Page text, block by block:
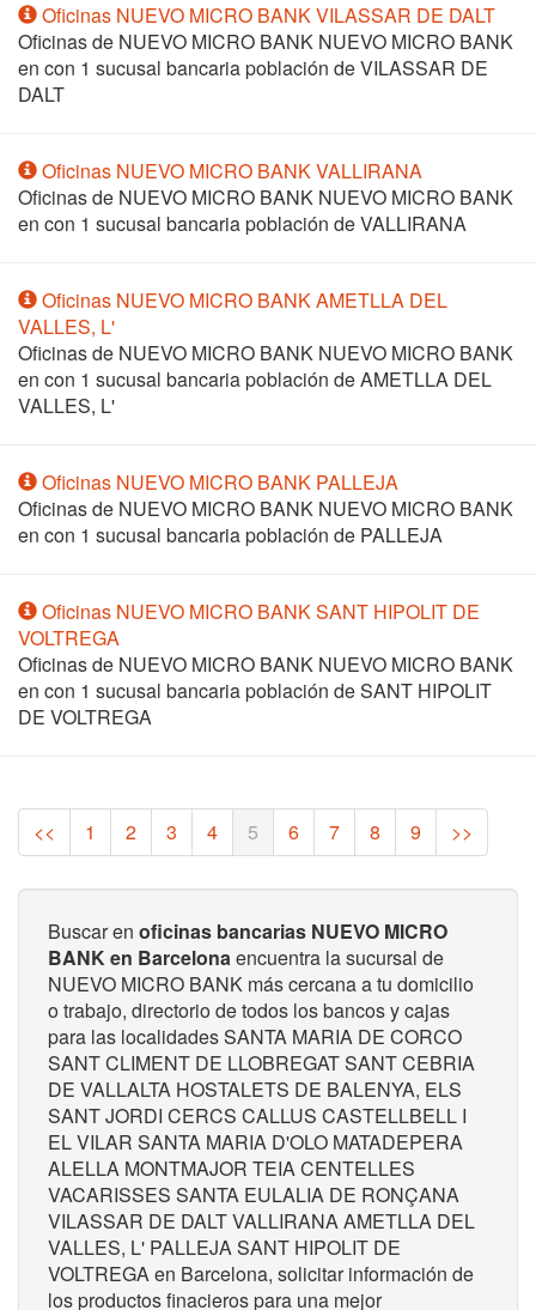
Oficinas NUEVO MICRO BANK VILASSAR DE DALT
Oficinas de NUEVO MICRO BANK NUEVO MICRO BANK
en con 1 sucusal bancaria población de VILASSAR DE
DALT
Oficinas NUEVO MICRO BANK VALLIRANA
Oficinas de NUEVO MICRO BANK NUEVO MICRO BANK
en con 1 sucusal bancaria población de VALLIRANA
Oficinas NUEVO MICRO BANK AMETLLA DEL
VALLES, L'
Oficinas de NUEVO MICRO BANK NUEVO MICRO BANK
en con 1 sucusal bancaria población de AMETLLA DEL
VALLES, L'
Oficinas NUEVO MICRO BANK PALLEJA
Oficinas de NUEVO MICRO BANK NUEVO MICRO BANK
en con 1 sucusal bancaria población de PALLEJA
Oficinas NUEVO MICRO BANK SANT HIPOLIT DE
VOLTREGA
Oficinas de NUEVO MICRO BANK NUEVO MICRO BANK
en con 1 sucusal bancaria población de SANT HIPOLIT
DE VOLTREGA
<< 1 2 3 4 5 (current)
6 7 8 9 >>
Buscar en oficinas bancarias NUEVO MICRO
BANK en Barcelonaencuentra la sucursal de
NUEVO MICRO BANK más cercana a tu domicilio
o trabajo, directorio de todos los bancos y cajas
para las localidades SANTA MARIA DE CORCO
SANT CLIMENT DE LLOBREGAT SANT CEBRIA
DE VALLALTA HOSTALETS DE BALENYA, ELS
SANT JORDI CERCS CALLUS CASTELLBELL I
EL VILAR SANTA MARIA D'OLO MATADEPERA
ALELLA MONTMAJOR TEIA CENTELLES
VACARISSES SANTA EULALIA DE RONÇANA
VILASSAR DE DALT VALLIRANA AMETLLA DEL
VALLES, L' PALLEJA SANT HIPOLIT DE
VOLTREGA en Barcelona, solicitar información de
los productos finacieros para una mejor